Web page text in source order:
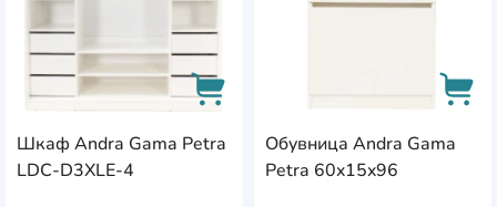
Шкаф Andra Gama Petra
LDC-D3XLE-4
AddCardToCart
Обувница Andra Gama
Petra 60x15x96